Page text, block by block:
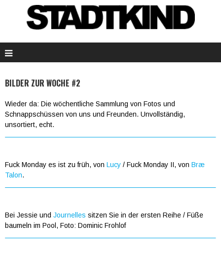
BILDER ZUR WOCHE #2
Wieder da: Die wöchentliche Sammlung von Fotos und
Schnappschüssen von uns und Freunden. Unvollständig,
unsortiert, echt.
Fuck Monday es ist zu früh, von Lucy / Fuck Monday II, von Bræ
Talon.
Bei Jessie und Journelles sitzen Sie in der ersten Reihe / Füße
baumeln im Pool, Foto: Dominic Frohlof